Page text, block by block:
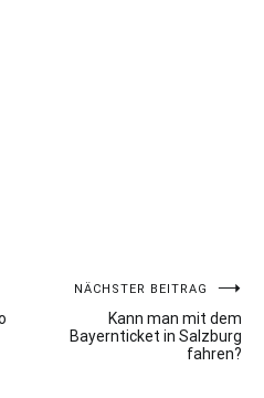
NÄCHSTER BEITRAG
Kann man mit dem
Bayernticket in Salzburg
fahren?